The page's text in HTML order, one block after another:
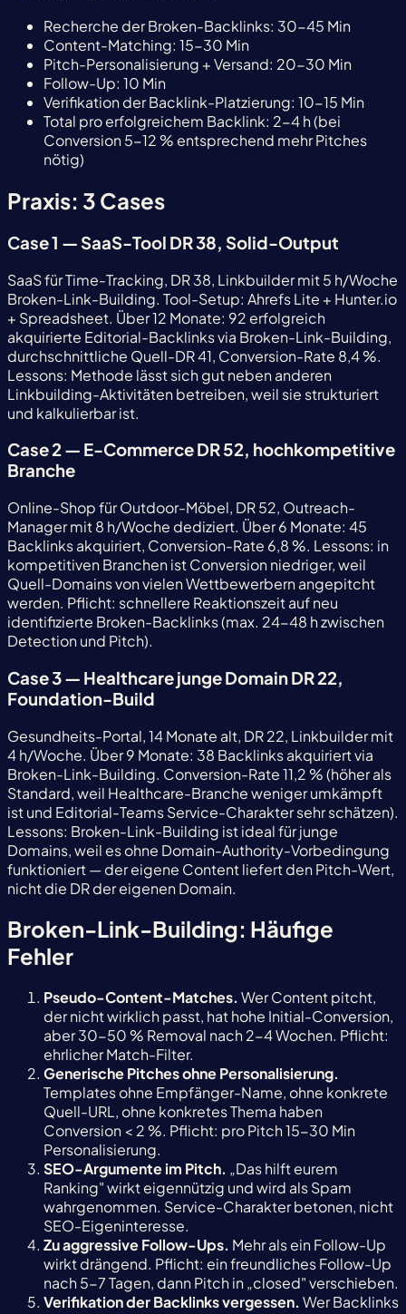
Recherche der Broken-Backlinks: 30-45 Min
Content-Matching: 15-30 Min
Pitch-Personalisierung + Versand: 20-30 Min
Follow-Up: 10 Min
Verifikation der Backlink-Platzierung: 10-15 Min
Total pro erfolgreichem Backlink: 2-4 h (bei
Conversion 5-12 % entsprechend mehr Pitches
nötig)
Praxis: 3 Cases
Case 1 — SaaS-Tool DR 38, Solid-Output
SaaS für Time-Tracking, DR 38, Linkbuilder mit 5 h/Woche
Broken-Link-Building. Tool-Setup: Ahrefs Lite + Hunter.io
+ Spreadsheet. Über 12 Monate: 92 erfolgreich
akquirierte Editorial-Backlinks via Broken-Link-Building,
durchschnittliche Quell-DR 41, Conversion-Rate 8,4 %.
Lessons: Methode lässt sich gut neben anderen
Linkbuilding-Aktivitäten betreiben, weil sie strukturiert
und kalkulierbar ist.
Case 2 — E-Commerce DR 52, hochkompetitive
Branche
Online-Shop für Outdoor-Möbel, DR 52, Outreach-
Manager mit 8 h/Woche dediziert. Über 6 Monate: 45
Backlinks akquiriert, Conversion-Rate 6,8 %. Lessons: in
kompetitiven Branchen ist Conversion niedriger, weil
Quell-Domains von vielen Wettbewerbern angepitcht
werden. Pflicht: schnellere Reaktionszeit auf neu
identifizierte Broken-Backlinks (max. 24-48 h zwischen
Detection und Pitch).
Case 3 — Healthcare junge Domain DR 22,
Foundation-Build
Gesundheits-Portal, 14 Monate alt, DR 22, Linkbuilder mit
4 h/Woche. Über 9 Monate: 38 Backlinks akquiriert via
Broken-Link-Building. Conversion-Rate 11,2 % (höher als
Standard, weil Healthcare-Branche weniger umkämpft
ist und Editorial-Teams Service-Charakter sehr schätzen).
Lessons: Broken-Link-Building ist ideal für junge
Domains, weil es ohne Domain-Authority-Vorbedingung
funktioniert — der eigene Content liefert den Pitch-Wert,
nicht die DR der eigenen Domain.
Broken-Link-Building: Häufige
Fehler
Pseudo-Content-Matches. Wer Content pitcht,
der nicht wirklich passt, hat hohe Initial-Conversion,
aber 30-50 % Removal nach 2-4 Wochen. Pflicht:
ehrlicher Match-Filter.
Generische Pitches ohne Personalisierung.
Templates ohne Empfänger-Name, ohne konkrete
Quell-URL, ohne konkretes Thema haben
Conversion < 2 %. Pflicht: pro Pitch 15-30 Min
Personalisierung.
SEO-Argumente im Pitch. „Das hilft eurem
Ranking" wirkt eigennützig und wird als Spam
wahrgenommen. Service-Charakter betonen, nicht
SEO-Eigeninteresse.
Zu aggressive Follow-Ups. Mehr als ein Follow-Up
wirkt drängend. Pflicht: ein freundliches Follow-Up
nach 5-7 Tagen, dann Pitch in „closed" verschieben.
Verifikation der Backlinks vergessen. Wer Backlinks